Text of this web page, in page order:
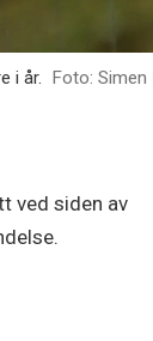
i år. Foto:
ved siden av